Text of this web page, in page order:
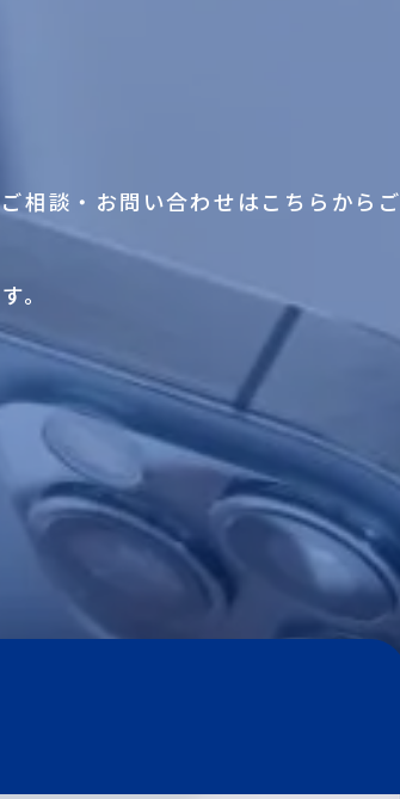
相談・お問い合わせはこちらからご
。